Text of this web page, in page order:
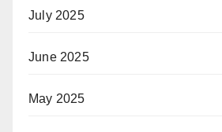
July 2025
June 2025
May 2025